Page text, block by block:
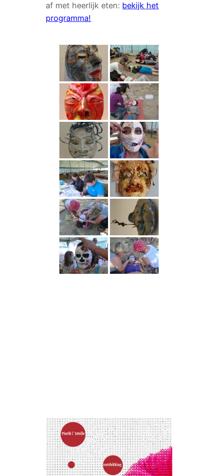
af met heerlijk eten: bekijk het
programma!